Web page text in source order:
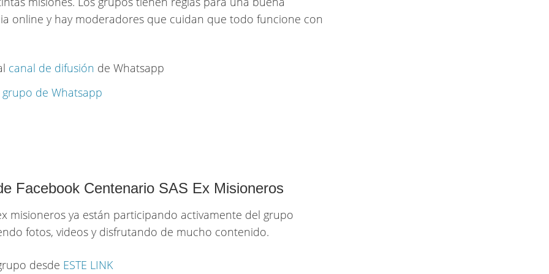
online y hay moderadores que cuidan que todo funcione con
canal de difusión de Whatsapp
grupo de Whatsapp
Facebook Centenario SAS Ex Misioneros
misioneros ya están participando activamente del grupo
fotos, videos y disfrutando de mucho contenido.
desde ESTE LINK